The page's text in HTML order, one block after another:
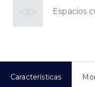
Espacios
Características